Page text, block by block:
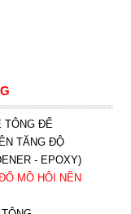
TÔNG ĐỂ
TĂNG ĐỘ
- EPOXY)
MỒ HÔI NỀN